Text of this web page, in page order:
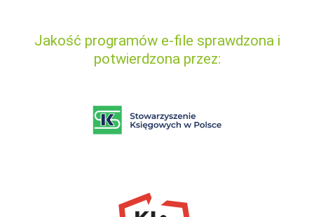
Jakość programów e-file sprawdzona i
potwierdzona przez: